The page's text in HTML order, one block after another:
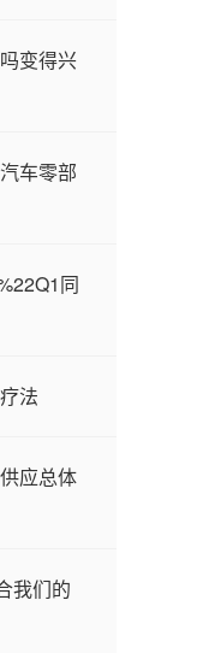
变得兴
车零部
同
法
应总体
我们的